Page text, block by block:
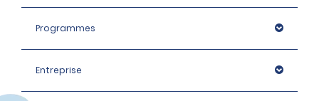
Programmes
Entreprise